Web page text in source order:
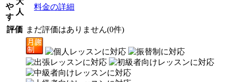
や
す
人
料金の詳細
評価 まだ評価はありません(0件)